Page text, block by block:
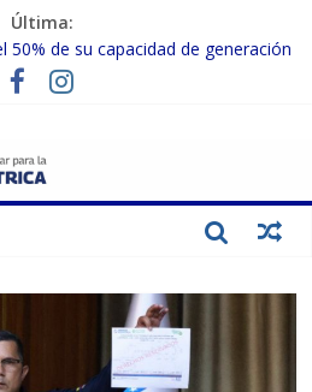
Última:
de su capacidad de generación
de infraestructuras eléctricas
con el sector privado para
Niño»
en instalaciones del SEN